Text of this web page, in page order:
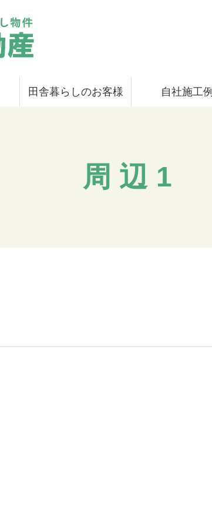
田舎暮らしのお客様 自社施工例
周辺1